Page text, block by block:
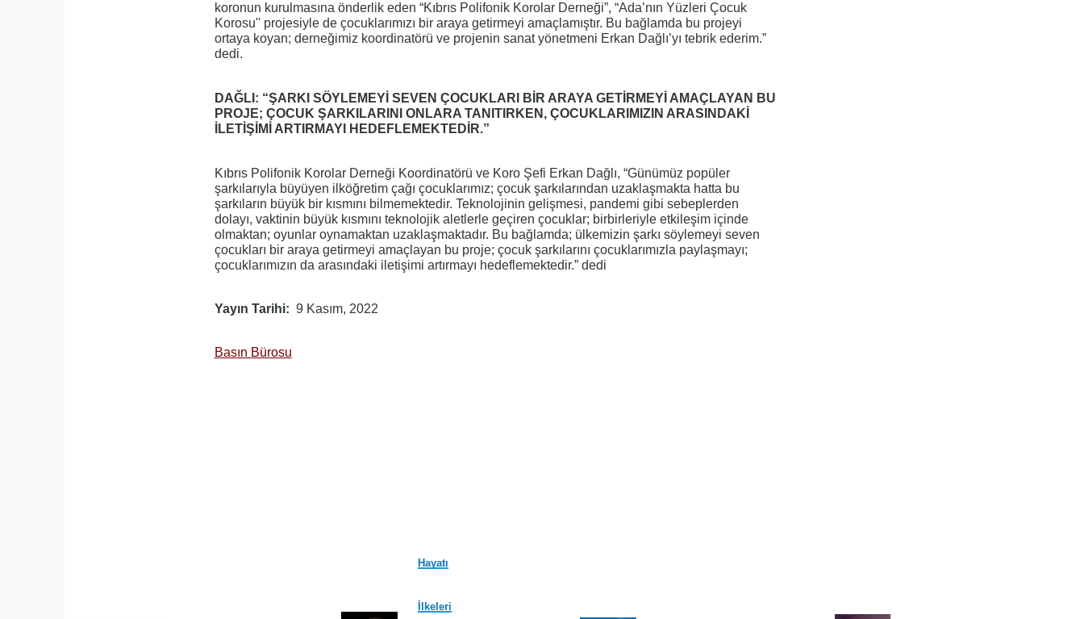
koronun kurulmasına önderlik eden “Kıbrıs Polifonik Korolar Derneği”, “Ada’nın Yüzleri Çocuk
Korosu'' projesiyle de çocuklarımızı bir araya getirmeyi amaçlamıştır. Bu bağlamda bu projeyi
ortaya koyan; derneğimiz koordinatörü ve projenin sanat yönetmeni Erkan Dağlı’yı tebrik ederim.”
dedi.
DAĞLI: “ŞARKI SÖYLEMEYİ SEVEN ÇOCUKLARI BİR ARAYA GETİRMEYİ AMAÇLAYAN BU
PROJE; ÇOCUK ŞARKILARINI ONLARA TANITIRKEN, ÇOCUKLARIMIZIN ARASINDAKİ
İLETİŞİMİ ARTIRMAYI HEDEFLEMEKTEDİR.”
Kıbrıs Polifonik Korolar Derneği Koordinatörü ve Koro Şefi Erkan Dağlı, “Günümüz popüler
şarkılarıyla büyüyen ilköğretim çağı çocuklarımız; çocuk şarkılarından uzaklaşmakta hatta bu
şarkıların büyük bir kısmını bilmemektedir. Teknolojinin gelişmesi, pandemi gibi sebeplerden
dolayı, vaktinin büyük kısmını teknolojik aletlerle geçiren çocuklar; birbirleriyle etkileşim içinde
olmaktan; oyunlar oynamaktan uzaklaşmaktadır. Bu bağlamda; ülkemizin şarkı söylemeyi seven
çocukları bir araya getirmeyi amaçlayan bu proje; çocuk şarkılarını çocuklarımızla paylaşmayı;
çocuklarımızın da arasındaki iletişimi artırmayı hedeflemektedir.” dedi
Yayın Tarihi 9 Kasım, 2022
Basın Bürosu
Hayatı
İlkeleri